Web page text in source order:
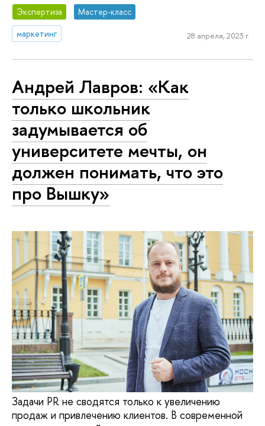
Экспертиза
Мастер-класс
маркетинг
28 апреля, 2023 г.
Андрей Лавров: «Как
только школьник
задумывается об
университете мечты, он
должен понимать, что это
про Вышку»
Задачи PR не сводятся только к увеличению
продаж и привлечению клиентов. В современной